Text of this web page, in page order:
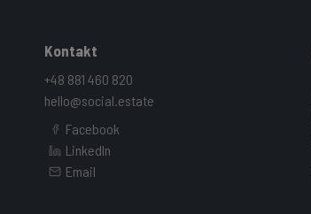
Kontakt
+48 881 460 820
hello@social.estate
Facebook
LinkedIn
Email